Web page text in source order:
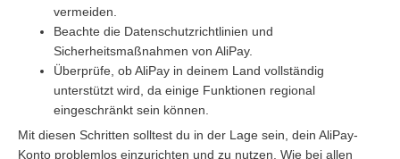
vermeiden.
Beachte die Datenschutzrichtlinien und
Sicherheitsmaßnahmen von AliPay.
Überprüfe, ob AliPay in deinem Land vollständig
unterstützt wird, da einige Funktionen regional
eingeschränkt sein können.
Mit diesen Schritten solltest du in der Lage sein, dein AliPay-
Konto problemlos einzurichten und zu nutzen. Wie bei allen